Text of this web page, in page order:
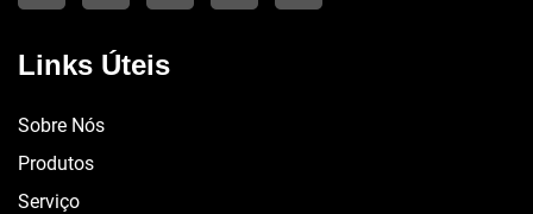
Links Úteis
Sobre Nós
Produtos
Serviço